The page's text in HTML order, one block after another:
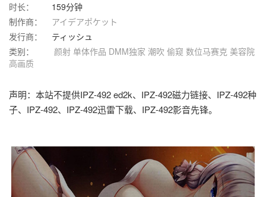
时长：
159分钟
制作商：
アイデアポケット
发行商：
ティッシュ
类别：
颜射 单体作品 DMM独家 潮吹 偷窥 数位马赛克 美容院
高画质
声明：本站不提供IPZ-492 ed2k、IPZ-492磁力链接、IPZ-492种
子、IPZ-492、IPZ-492迅雷下载、IPZ-492影音先锋。